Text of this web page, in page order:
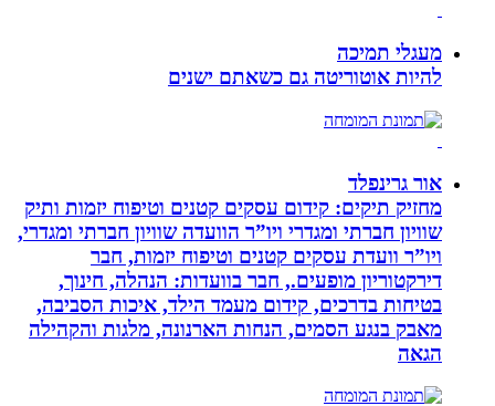
מעגלי תמיכה
להיות אוטוריטה גם כשאתם ישנים
אור גרינפלד
מחזיק תיקים: קידום עסקים קטנים וטיפוח יזמות ותיק
שוויון חברתי ומגדרי ויו”ר הוועדה שוויון חברתי ומגדרי,
ויו”ר וועדת עסקים קטנים וטיפוח יזמות, חבר
דירקטוריון מופעים., חבר בוועדות: הנהלה, חינוך,
בטיחות בדרכים, קידום מעמד הילד, איכות הסביבה,
מאבק בנגע הסמים, הנחות הארנונה, מלגות והקהילה
הגאה